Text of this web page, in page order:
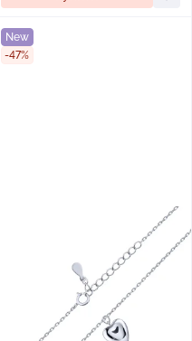
New
-47%